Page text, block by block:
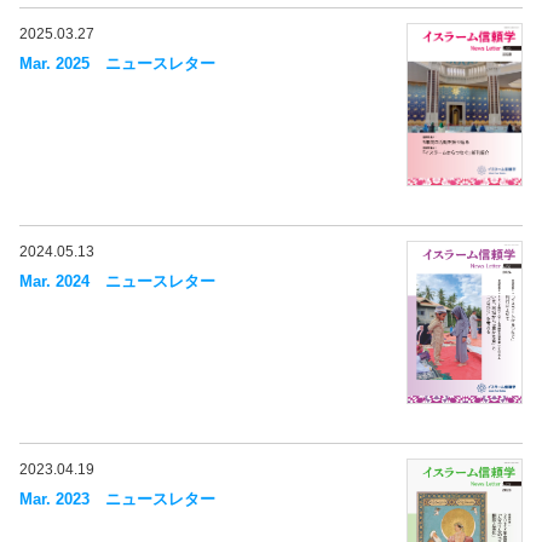
2025.03.27
Mar. 2025 ニュースレター
2024.05.13
Mar. 2024 ニュースレター
2023.04.19
Mar. 2023 ニュースレター